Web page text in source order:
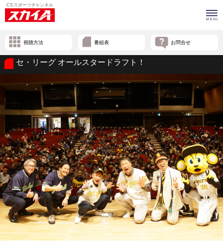
視聴方法 番組表 お問合せ
セ・リーグ オールスタードラフト！